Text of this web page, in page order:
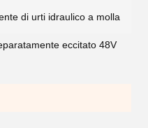
di urti idraulico a molla
eccitato 48V